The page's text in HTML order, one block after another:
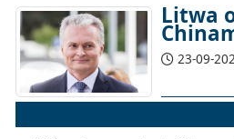
Litwa
23-09-